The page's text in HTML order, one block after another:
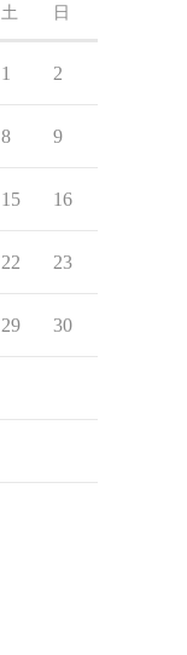
土 日
1 2
8 9
15 16
22 23
29 30